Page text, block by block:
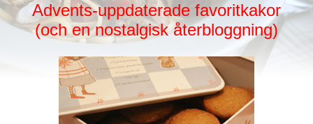
Advents-uppdaterade favoritkakor
(och en nostalgisk återbloggning)